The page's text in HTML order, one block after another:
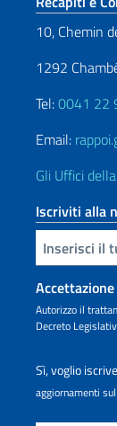
10, Chemin
1292
Tel:0041 22
Email:
Gli Uffici
Iscriviti alla
Inserisci la tua email
Accettazione
Autorizzo il
Decreto
Sì, voglio
aggiornamenti